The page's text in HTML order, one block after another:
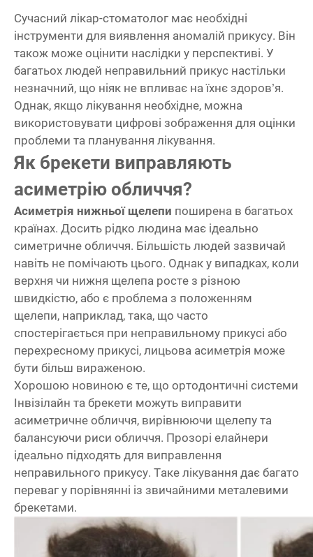
Сучасний лікар-стоматолог має необхідні
інструменти для виявлення аномалій прикусу. Він
також може оцінити наслідки у перспективі. У
багатьох людей неправильний прикус настільки
незначний, що ніяк не впливає на їхнє здоров’я.
Однак, якщо лікування необхідне, можна
використовувати цифрові зображення для оцінки
проблеми та планування лікування.
Як брекети виправляють
асиметрію обличчя?
Асиметрія нижньої щелепи поширена в багатьох
країнах. Досить рідко людина має ідеально
симетричне обличчя. Більшість людей зазвичай
навіть не помічають цього. Однак у випадках, коли
верхня чи нижня щелепа росте з різною
швидкістю, або є проблема з положенням
щелепи, наприклад, така, що часто
спостерігається при неправильному прикусі або
перехресному прикусі, лицьова асиметрія може
бути більш вираженою.
Хорошою новиною є те, що ортодонтичні системи
Інвізілайн та брекети можуть виправити
асиметричне обличчя, вирівнюючи щелепу та
балансуючи риси обличчя. Прозорі елайнери
ідеально підходять для виправлення
неправильного прикусу. Таке лікування дає багато
переваг у порівнянні із звичайними металевими
брекетами.